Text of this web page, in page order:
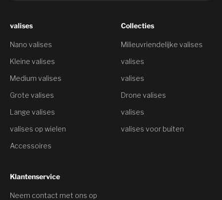
valises
Nano valises
Kleine valises
Medium valises
Grote valises
Lange valises
valises op wielen
Accessoires
Collecties
Milieuvriendelijke valises
valises
valises
Drone valises
valises
valises voor buiten
Klantenservice
Neem contact met ons op